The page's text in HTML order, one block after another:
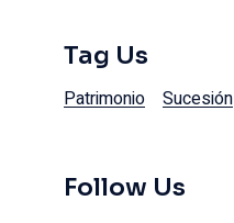
Tag Us
Patrimonio Sucesión
Follow Us